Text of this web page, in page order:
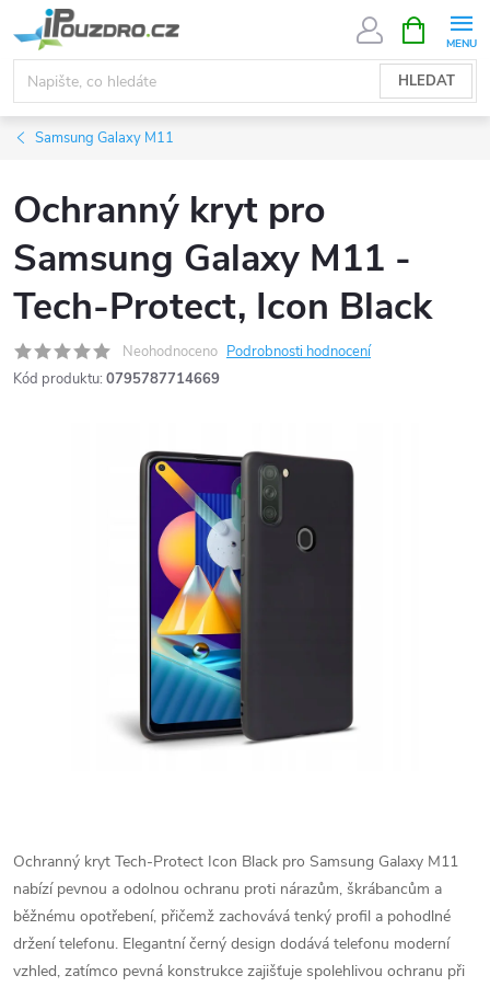
na
obsah
HLEDAT
NÁKUPNÍ
KOŠÍK
Samsung Galaxy M11
Ochranný kryt pro
Samsung Galaxy M11 -
Tech-Protect, Icon Black
Neohodnoceno Podrobnosti hodnocení
Kód produktu: 0795787714669
Ochranný kryt Tech-Protect Icon Black pro Samsung Galaxy M11
nabízí pevnou a odolnou ochranu proti nárazům, škrábancům a
běžnému opotřebení, přičemž zachovává tenký profil a pohodlné
držení telefonu. Elegantní černý design dodává telefonu moderní
vzhled, zatímco pevná konstrukce zajišťuje spolehlivou ochranu při